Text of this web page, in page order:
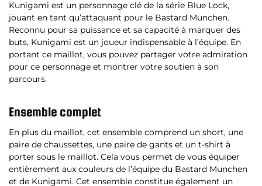
Kunigami est un personnage clé de la série Blue Lock,
jouant en tant qu’attaquant pour le Bastard Munchen.
Reconnu pour sa puissance et sa capacité à marquer des
buts, Kunigami est un joueur indispensable à l’équipe. En
portant ce maillot, vous pouvez partager votre admiration
pour ce personnage et montrer votre soutien à son
parcours.
Ensemble complet
En plus du maillot, cet ensemble comprend un short, une
paire de chaussettes, une paire de gants et un t-shirt à
porter sous le maillot. Cela vous permet de vous équiper
entièrement aux couleurs de l’équipe du Bastard Munchen
et de Kunigami. Cet ensemble constitue également un